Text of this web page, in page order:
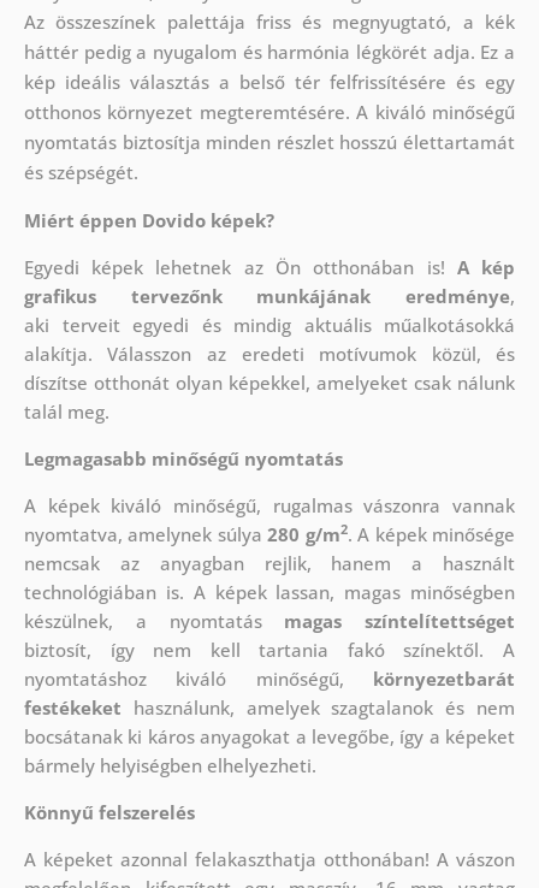
Az összeszínek palettája friss és megnyugtató, a kék
háttér pedig a nyugalom és harmónia légkörét adja. Ez a
kép ideális választás a belső tér felfrissítésére és egy
otthonos környezet megteremtésére. A kiváló minőségű
nyomtatás biztosítja minden részlet hosszú élettartamát
és szépségét.
Miért éppen Dovido képek?
Egyedi képek lehetnek az Ön otthonában is! A kép
grafikus tervezőnk munkájának eredménye,
aki terveit egyedi és mindig aktuális műalkotásokká
alakítja. Válasszon az eredeti motívumok közül, és
díszítse otthonát olyan képekkel, amelyeket csak nálunk
talál meg.
Legmagasabb minőségű nyomtatás
A képek kiváló minőségű, rugalmas vászonra vannak
nyomtatva, amelynek súlya280 g/m2. A képek minősége
nemcsak az anyagban rejlik, hanem a használt
technológiában is. A képek lassan, magas minőségben
készülnek, a nyomtatás magas színtelítettséget
biztosít, így nem kell tartania fakó színektől. A
nyomtatáshoz kiváló minőségű, környezetbarát
festékeket használunk, amelyek szagtalanok és nem
bocsátanak ki káros anyagokat a levegőbe, így a képeket
bármely helyiségben elhelyezheti.
Könnyű felszerelés
A képeket azonnal felakaszthatja otthonában! A vászon